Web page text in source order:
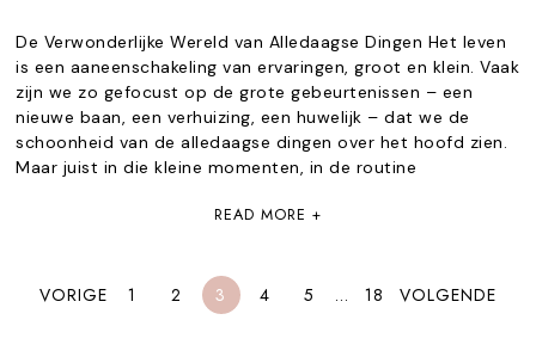
De Verwonderlijke Wereld van Alledaagse Dingen Het leven
is een aaneenschakeling van ervaringen, groot en klein. Vaak
zijn we zo gefocust op de grote gebeurtenissen – een
nieuwe baan, een verhuizing, een huwelijk – dat we de
schoonheid van de alledaagse dingen over het hoofd zien.
Maar juist in die kleine momenten, in de routine
READ MORE +
VORIGE 1 2 3 4 5 … 18 VOLGENDE